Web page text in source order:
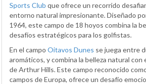
Sports Club que ofrece un recorrido
entorno natural impresionante. Diseñado
1964, este campo de 18 hoyos combina la
desafíos estratégicos para los golfistas.
En el campo Oitavos Dunes se juega entre
aromáticos, y combina la belleza natural con
de Arthur Hills. Este campo reconocido
campos de Europa, ofrece un desafío